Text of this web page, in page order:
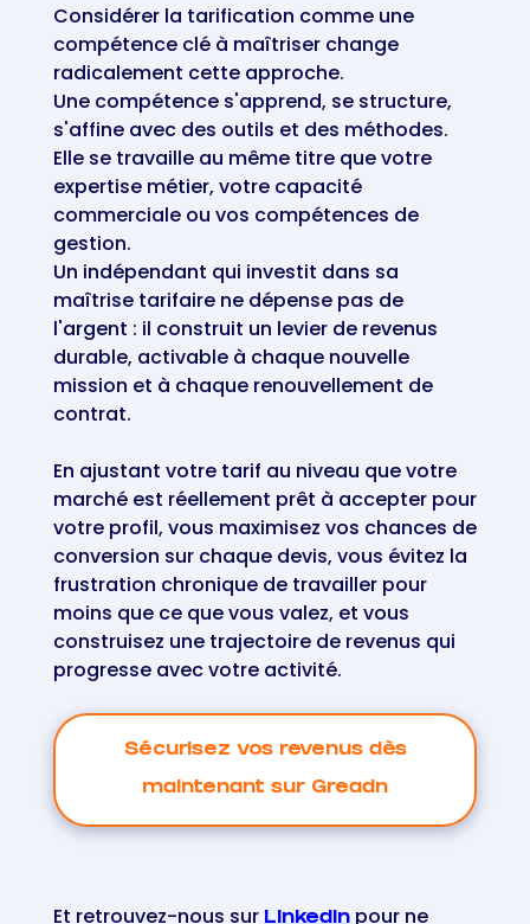
Considérer la tarification comme une
compétence clé à maîtriser change
radicalement cette approche.
Une compétence s'apprend, se structure,
s'affine avec des outils et des méthodes.
Elle se travaille au même titre que votre
expertise métier, votre capacité
commerciale ou vos compétences de
gestion.
Un indépendant qui investit dans sa
maîtrise tarifaire ne dépense pas de
l'argent : il construit un levier de revenus
durable, activable à chaque nouvelle
mission et à chaque renouvellement de
contrat.
En ajustant votre tarif au niveau que votre
marché est réellement prêt à accepter pour
votre profil, vous maximisez vos chances de
conversion sur chaque devis, vous évitez la
frustration chronique de travailler pour
moins que ce que vous valez, et vous
construisez une trajectoire de revenus qui
progresse avec votre activité.
Sécurisez vos revenus dès
maintenant sur Greadn
Et retrouvez-nous sur LinkedInpour ne